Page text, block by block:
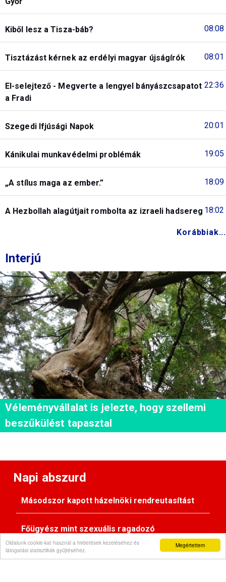
Megértettem
Oldalunk cookie-kat használ a hirdetések kezeléséhez és
látogatási statisztikák gyűjtéséhez.
08:08
Kiből lesz a Tisza-báb?
08:01
Tisztázást kérnek az erdélyi magyar újságírók
22:36
El-selejtező - Megverte a lengyel bányászcsapatot
a Fradi
20:01
Szegedi Ifjúsági Napok
19:05
Kánikulai munkavédelmi problémák
18:09
„A stílus maga az ember.”
18:02
A Hezbollah alagútjait rombolta az izraeli hadsereg
Korábbiak...
Interjú
Véleményvállalat is jelezte, hogy szellemi
beszűkülést tapasztal
Napi abszurd
Másodszor kapott házelnöki rendreutasítást
Főügyész mint szexuális ragadozó
Pimasz önkényúr